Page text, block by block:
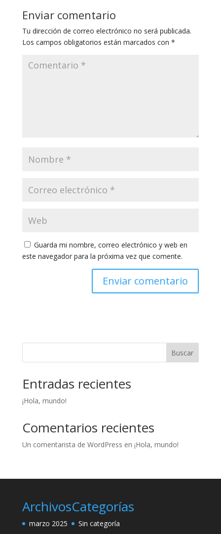
Enviar comentario
Tu dirección de correo electrónico no será publicada.
Los campos obligatorios están marcados con *
Guarda mi nombre, correo electrónico y web en
este navegador para la próxima vez que comente.
Buscar
Entradas recientes
¡Hola, mundo!
Comentarios recientes
Un comentarista de WordPress en ¡Hola, mundo!
Archivos
marzo 2025
Categorías
Sin categoría